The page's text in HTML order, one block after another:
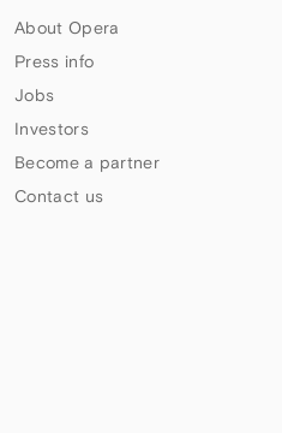
About Opera
Press info
Jobs
Investors
Become a partner
Contact us